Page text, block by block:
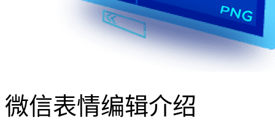
微信表情编辑介绍